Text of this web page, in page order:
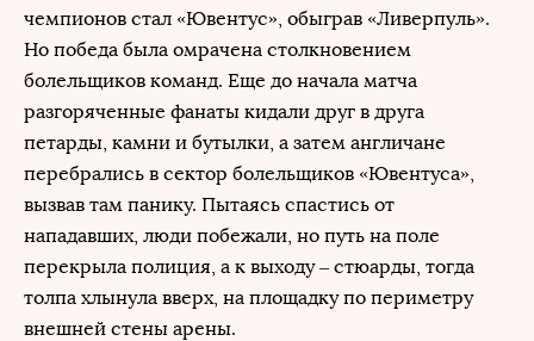
чемпионов стал «Ювентус», обыграв «Ливерпуль».
Но победа была омрачена столкновением
болельщиков команд. Еще до начала матча
разгоряченные фанаты кидали друг в друга
петарды, камни и бутылки, а затем англичане
перебрались в сектор болельщиков «Ювентуса»,
вызвав там панику. Пытаясь спастись от
нападавших, люди побежали, но путь на поле
перекрыла полиция, а к выходу – стюарды, тогда
толпа хлынула вверх, на площадку по периметру
внешней стены арены.